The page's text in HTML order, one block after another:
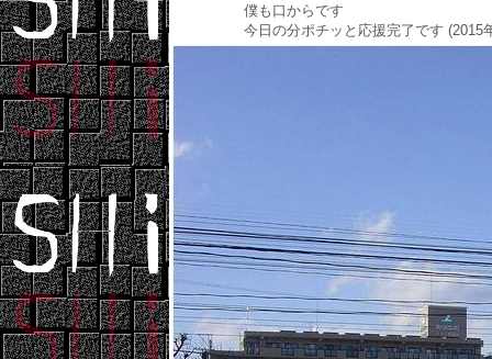
僕も口からです
今日の分ポチッと応援完了です (2015